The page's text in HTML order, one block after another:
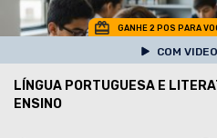
GANHE 2 POS PARA
COM
LÍNGUA PORTUGUESA E
ENSINO